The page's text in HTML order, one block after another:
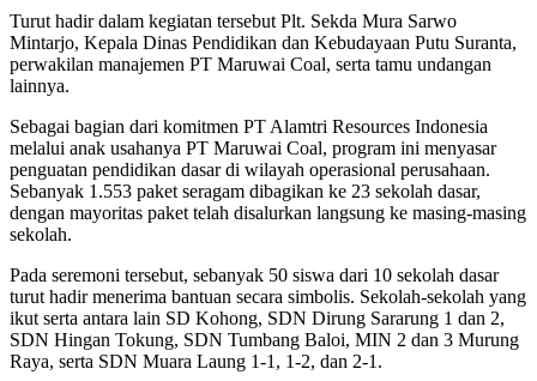
Turut hadir dalam kegiatan tersebut Plt. Sekda Mura Sarwo
Mintarjo, Kepala Dinas Pendidikan dan Kebudayaan Putu Suranta,
perwakilan manajemen PT Maruwai Coal, serta tamu undangan
lainnya.
Sebagai bagian dari komitmen PT Alamtri Resources Indonesia
melalui anak usahanya PT Maruwai Coal, program ini menyasar
penguatan pendidikan dasar di wilayah operasional perusahaan.
Sebanyak 1.553 paket seragam dibagikan ke 23 sekolah dasar,
dengan mayoritas paket telah disalurkan langsung ke masing-masing
sekolah.
Pada seremoni tersebut, sebanyak 50 siswa dari 10 sekolah dasar
turut hadir menerima bantuan secara simbolis. Sekolah-sekolah yang
ikut serta antara lain SD Kohong, SDN Dirung Sararung 1 dan 2,
SDN Hingan Tokung, SDN Tumbang Baloi, MIN 2 dan 3 Murung
Raya, serta SDN Muara Laung 1-1, 1-2, dan 2-1.